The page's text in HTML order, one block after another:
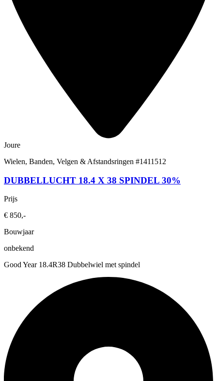
Joure
Wielen, Banden, Velgen & Afstandsringen #1411512
DUBBELLUCHT 18.4 X 38 SPINDEL 30%
Prijs
€ 850,-
Bouwjaar
onbekend
Good Year 18.4R38 Dubbelwiel met spindel